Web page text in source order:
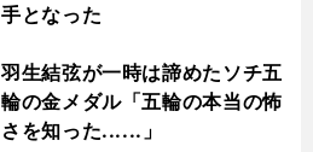
手となった
羽生結弦が一時は諦めたソチ五
輪の金メダル「五輪の本当の怖
さを知った......」